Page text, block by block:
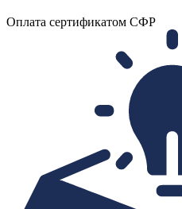
Оплата сертификатом СФР